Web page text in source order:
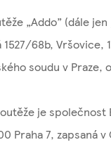
„Addo” (dále jen
68b, Vršovice,
soudu v Praze,
je
Praha 7, zapsaná